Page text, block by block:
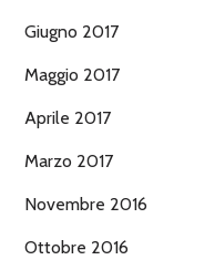
Giugno 2017
Maggio 2017
Aprile 2017
Marzo 2017
Novembre 2016
Ottobre 2016